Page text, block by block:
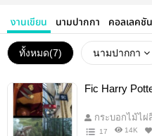
งานเขียน นามปากกา คอลเลคชัน
ทั้งหมด(7) นามปากกา
Fic Harry
กระบอกไม้ไผ่
17 14K